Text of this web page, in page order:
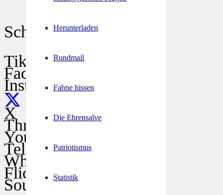
Herunterladen
Rundmail
Fahne hissen
Die Ehrensalve
Patriotismus
Statistik
Schützen im Netz
TikTok
Facebook
Instagram
X
Threads
YouTube
Telegram
WhatsApp
Flickr
SoundCloud